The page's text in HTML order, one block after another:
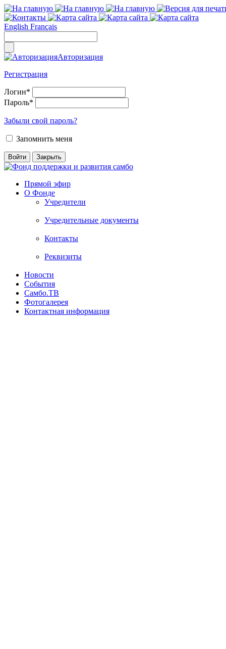
English Français
Авторизация
Регистрация
Логин*
Пароль*
Забыли свой пароль?
Запомнить меня
Прямой эфир
О Фонде
Учредители
Учредительные документы
Контакты
Реквизиты
Новости
События
Самбо.ТВ
Фотогалерея
Контактная информация